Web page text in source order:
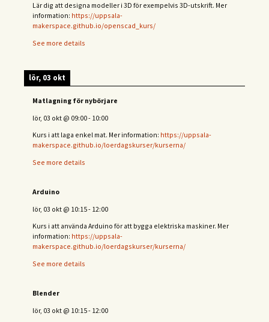
Lär dig att designa modeller i 3D för exempelvis 3D-utskrift. Mer
information: https://uppsala-
makerspace.github.io/openscad_kurs/
See more details
lör, 03 okt
Matlagning för nybörjare
lör, 03 okt @ 09:00- 10:00
Kurs i att laga enkel mat. Mer information: https://uppsala-
makerspace.github.io/loerdagskurser/kurserna/
See more details
Arduino
lör, 03 okt @ 10:15- 12:00
Kurs i att använda Arduino för att bygga elektriska maskiner. Mer
information: https://uppsala-
makerspace.github.io/loerdagskurser/kurserna/
See more details
Blender
lör, 03 okt @ 10:15- 12:00